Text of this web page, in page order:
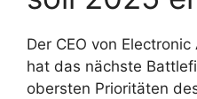
Der CEO von
hat das nächste
obersten Prioritäten